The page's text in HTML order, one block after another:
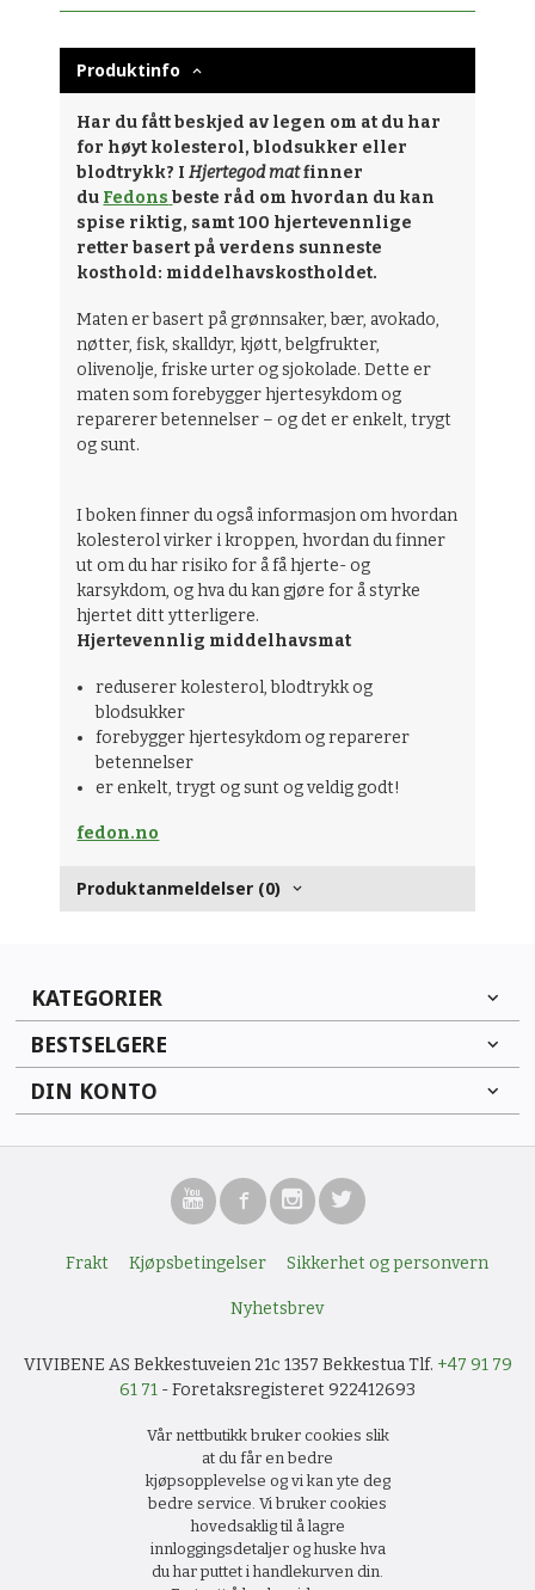
Produktinfo
Har du fått beskjed av legen om at du har
for høyt kolesterol, blodsukker eller
blodtrykk? I Hjertegod matfinner
du Fedons beste råd om hvordan du kan
spise riktig, samt 100 hjertevennlige
retter basert på verdens sunneste
kosthold: middelhavskostholdet.
Maten er basert på grønnsaker, bær, avokado,
nøtter, fisk, skalldyr, kjøtt, belgfrukter,
olivenolje, friske urter og sjokolade. Dette er
maten som forebygger hjertesykdom og
reparerer betennelser – og det er enkelt, trygt
og sunt.
I boken finner du også informasjon om hvordan
kolesterol virker i kroppen, hvordan du finner
ut om du har risiko for å få hjerte- og
karsykdom, og hva du kan gjøre for å styrke
hjertet ditt ytterligere.
Hjertevennlig middelhavsmat
reduserer kolesterol, blodtrykk og
blodsukker
forebygger hjertesykdom og reparerer
betennelser
er enkelt, trygt og sunt og veldig godt!
fedon.no
Produktanmeldelser (0)
KATEGORIER
BESTSELGERE
DIN KONTO
Frakt Kjøpsbetingelser Sikkerhet og personvern
Nyhetsbrev
VIVIBENE AS Bekkestuveien 21c 1357 Bekkestua Tlf. +47 91 79
61 71 - Foretaksregisteret 922412693
Vår nettbutikk bruker cookies slik
at du får en bedre
kjøpsopplevelse og vi kan yte deg
bedre service. Vi bruker cookies
hovedsaklig til å lagre
innloggingsdetaljer og huske hva
du har puttet i handlekurven din.